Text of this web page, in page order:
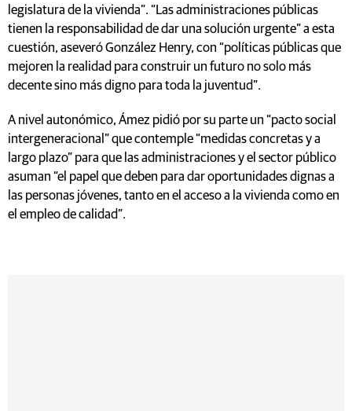
legislatura de la vivienda”. “Las administraciones públicas
tienen la responsabilidad de dar una solución urgente” a esta
cuestión, aseveró González Henry, con “políticas públicas que
mejoren la realidad para construir un futuro no solo más
decente sino más digno para toda la juventud”.
A nivel autonómico, Ámez pidió por su parte un “pacto social
intergeneracional” que contemple “medidas concretas y a
largo plazo” para que las administraciones y el sector público
asuman “el papel que deben para dar oportunidades dignas a
las personas jóvenes, tanto en el acceso a la vivienda como en
el empleo de calidad”.